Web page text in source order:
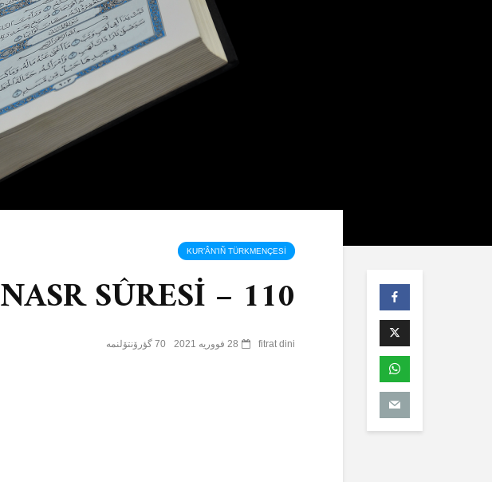
KUR’ÂN’IÑ TÜRKMENÇESİ
NASR SÛRESİ – 110
fitrat dini 28 فووریه 2021 70 گؤرۆنتۆلنمە